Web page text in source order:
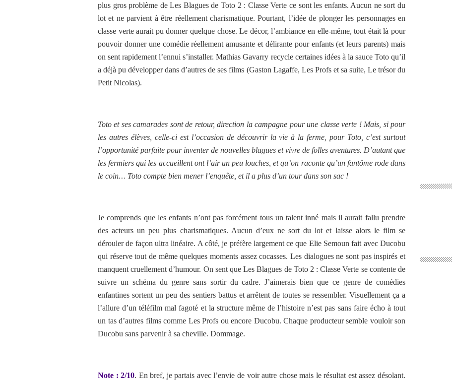
plus gros problème de Les Blagues de Toto 2 : Classe Verte ce sont les enfants. Aucun ne sort du
lot et ne parvient à être réellement charismatique. Pourtant, l’idée de plonger les personnages en
classe verte aurait pu donner quelque chose. Le décor, l’ambiance en elle-même, tout était là pour
pouvoir donner une comédie réellement amusante et délirante pour enfants (et leurs parents) mais
on sent rapidement l’ennui s’installer. Mathias Gavarry recycle certaines idées à la sauce Toto qu’il
a déjà pu développer dans d’autres de ses films (Gaston Lagaffe, Les Profs et sa suite, Le trésor du
Petit Nicolas).
Toto et ses camarades sont de retour, direction la campagne pour une classe verte ! Mais, si pour
les autres élèves, celle-ci est l’occasion de découvrir la vie à la ferme, pour Toto, c’est surtout
l’opportunité parfaite pour inventer de nouvelles blagues et vivre de folles aventures. D’autant que
les fermiers qui les accueillent ont l’air un peu louches, et qu’on raconte qu’un fantôme rode dans
le coin… Toto compte bien mener l’enquête, et il a plus d’un tour dans son sac !
Je comprends que les enfants n’ont pas forcément tous un talent inné mais il aurait fallu prendre
des acteurs un peu plus charismatiques. Aucun d’eux ne sort du lot et laisse alors le film se
dérouler de façon ultra linéaire. A côté, je préfère largement ce que Elie Semoun fait avec Ducobu
qui réserve tout de même quelques moments assez cocasses. Les dialogues ne sont pas inspirés et
manquent cruellement d’humour. On sent que Les Blagues de Toto 2 : Classe Verte se contente de
suivre un schéma du genre sans sortir du cadre. J’aimerais bien que ce genre de comédies
enfantines sortent un peu des sentiers battus et arrêtent de toutes se ressembler. Visuellement ça a
l’allure d’un téléfilm mal fagoté et la structure même de l’histoire n’est pas sans faire écho à tout
un tas d’autres films comme Les Profs ou encore Ducobu. Chaque producteur semble vouloir son
Ducobu sans parvenir à sa cheville. Dommage.
Note : 2/10. En bref, je partais avec l’envie de voir autre chose mais le résultat est assez désolant.